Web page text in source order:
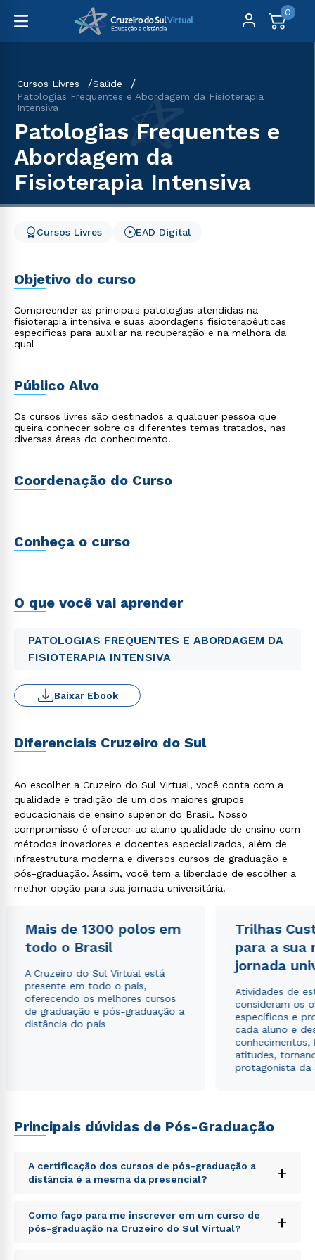
0
Cursos Livres
Saúde
Patologias Frequentes e Abordagem da Fisioterapia
Intensiva
Patologias Frequentes e
Abordagem da
Fisioterapia Intensiva
Cursos Livres EAD Digital
Objetivo do curso
Compreender as principais patologias atendidas na
fisioterapia intensiva e suas abordagens fisioterapêuticas
específicas para auxiliar na recuperação e na melhora da
qual
Público Alvo
Os cursos livres são destinados a qualquer pessoa que
queira conhecer sobre os diferentes temas tratados, nas
diversas áreas do conhecimento.
Coordenação do Curso
Conheça o curso
O que você vai aprender
PATOLOGIAS FREQUENTES E ABORDAGEM DA
FISIOTERAPIA INTENSIVA
Baixar Ebook
Diferenciais Cruzeiro do Sul
Ao escolher a Cruzeiro do Sul Virtual, você conta com a
qualidade e tradição de um dos maiores grupos
educacionais de ensino superior do Brasil. Nosso
compromisso é oferecer ao aluno qualidade de ensino com
métodos inovadores e docentes especializados, além de
infraestrutura moderna e diversos cursos de graduação e
pós-graduação. Assim, você tem a liberdade de escolher a
melhor opção para sua jornada universitária.
Mais de 1300 polos em
todo o Brasil
A Cruzeiro do Sul Virtual está
presente em todo o país,
oferecendo os melhores cursos
de graduação e pós-graduação a
distância do país
Trilhas
para a sua
jornada
Atividades de
consideram os
específicos e
cada aluno e
conhecimentos,
atitudes,
protagonista da
Principais dúvidas de Pós-Graduação
A certificação dos cursos de pós-graduação a
distância é a mesma da presencial?
+
Sed ut perspiciatis unde omnis iste natus error sit
voluptatem accusantium doloremque laudantium,
totam rem aperiam, eaque ipsa quae ab illo inventore
Como faço para me inscrever em um curso de
pós-graduação na Cruzeiro do Sul Virtual?
+
autorizo que meus dados sejam utilizados para o
envio de conteúdos da Cruzeiro do Sul.